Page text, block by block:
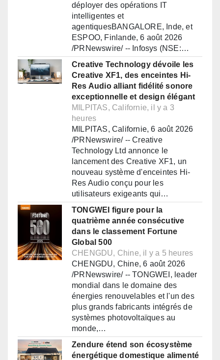
déployer des opérations IT
intelligentes et
agentiquesBANGALORE, Inde, et
ESPOO, Finlande, 6 août 2026
/PRNewswire/ -- Infosys (NSE:…
Creative Technology dévoile les
Creative XF1, des enceintes Hi-
Res Audio alliant fidélité sonore
exceptionnelle et design élégant
MILPITAS, Californie, il y a 3
heures
MILPITAS, Californie, 6 août 2026
/PRNewswire/ -- Creative
Technology Ltd annonce le
lancement des Creative XF1, un
nouveau système d'enceintes Hi-
Res Audio conçu pour les
utilisateurs exigeants qui…
TONGWEI figure pour la
quatrième année consécutive
dans le classement Fortune
Global 500
CHENGDU, Chine, il y a 5 heures
CHENGDU, Chine, 6 août 2026
/PRNewswire/ -- TONGWEI, leader
mondial dans le domaine des
énergies renouvelables et l'un des
plus grands fabricants intégrés de
systèmes photovoltaïques au
monde,…
Zendure étend son écosystème
énergétique domestique alimenté